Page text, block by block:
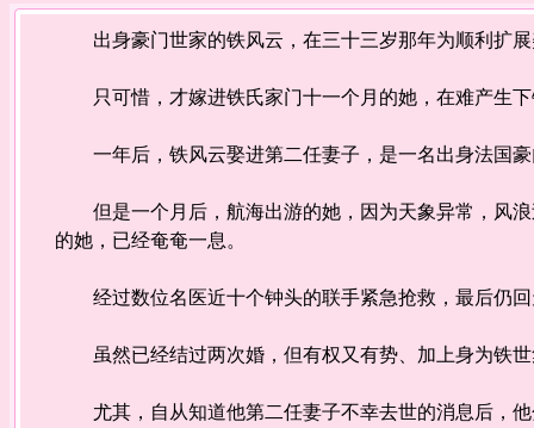
出身豪门世家的铁风云，在三十三岁那年为顺利扩展
只可惜，才嫁进铁氏家门十一个月的她，在难产生下
一年后，铁风云娶进第二任妻子，是一名出身法国豪
但是一个月后，航海出游的她，因为天象异常，风浪
的她，已经奄奄一息。
经过数位名医近十个钟头的联手紧急抢救，最后仍回
虽然已经结过两次婚，但有权又有势、加上身为铁世
尤其，自从知道他第二任妻子不幸去世的消息后，他